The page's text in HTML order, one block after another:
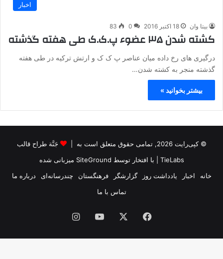
اخبار
بیتا وان 18 اکتبر 2016 0
83
کشته شدن ۳۵ عضوء پ.ک.ک طی هفته گذشته
درگیری های رخ داده میان عناصر پ ک ک و ارتش ترکیه در طی هفته
گذشته منجر به کشته شدن…
بیشتر بخوانید »
© کپی‌رایت 2026, تمامی حقوق متعلق است به |
جَنَّة طراح قالب
TieLabs | با افتخار توسط SiteGround میزبانی شده
خانه
اخبار یادداشت روز گزارشگر فرهنگستان چندرسانه‌ای
درباره ما
تماس با ما
فیس
بوک
یوتیوب